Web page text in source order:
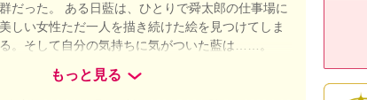
だった。 ある日藍は、ひとりで舜太郎の仕事場に
しい女性ただ一人を描き続けた絵を見つけてしま
。そして自分の気持ちに気がついた藍は……。
の恋愛模様✦ ２章 湖月夫婦の問題解決 ✦07✦深
い人。 身も心も両思いになった藍は、元カレと偶
もっと見る